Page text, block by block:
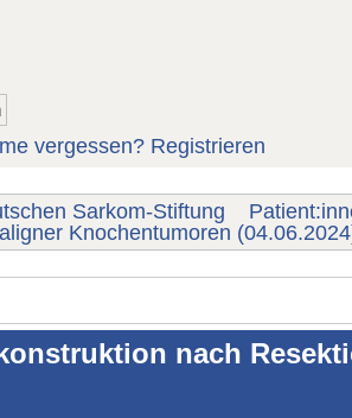
vergessen? Registrieren
Sarkom-Stiftung
Knochentumoren
nach